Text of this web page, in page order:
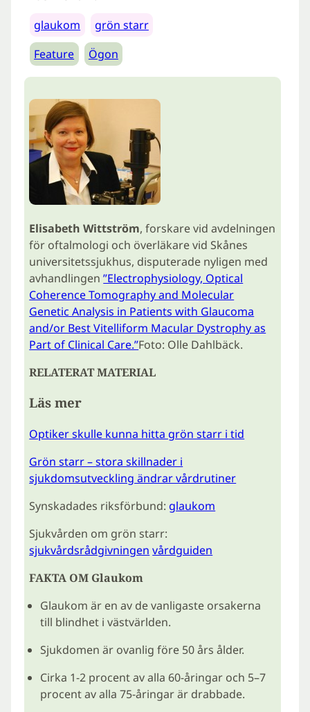
glaukom
grön starr
Feature
Ögon
Elisabeth Wittström, forskare vid avdelningen
för oftalmologi och överläkare vid Skånes
universitetssjukhus, disputerade nyligen med
avhandlingen”Electrophysiology, Optical
Coherence Tomography and Molecular
Genetic Analysis in Patients with Glaucoma
and/or Best Vitelliform Macular Dystrophy as
Part of Clinical Care.”Foto: Olle Dahlbäck.
RELATERAT MATERIAL
Läs mer
Optiker skulle kunna hitta grön starr i tid
Grön starr – stora skillnader i
sjukdomsutveckling ändrar vårdrutiner
Synskadades riksförbund: glaukom
Sjukvården om grön starr:
sjukvårdsrådgivningen vårdguiden
FAKTA OM Glaukom
Glaukom är en av de vanligaste orsakerna
till blindhet i västvärlden.
Sjukdomen är ovanlig före 50 års ålder.
Cirka 1-2 procent av alla 60-åringar och 5–7
procent av alla 75-åringar är drabbade.